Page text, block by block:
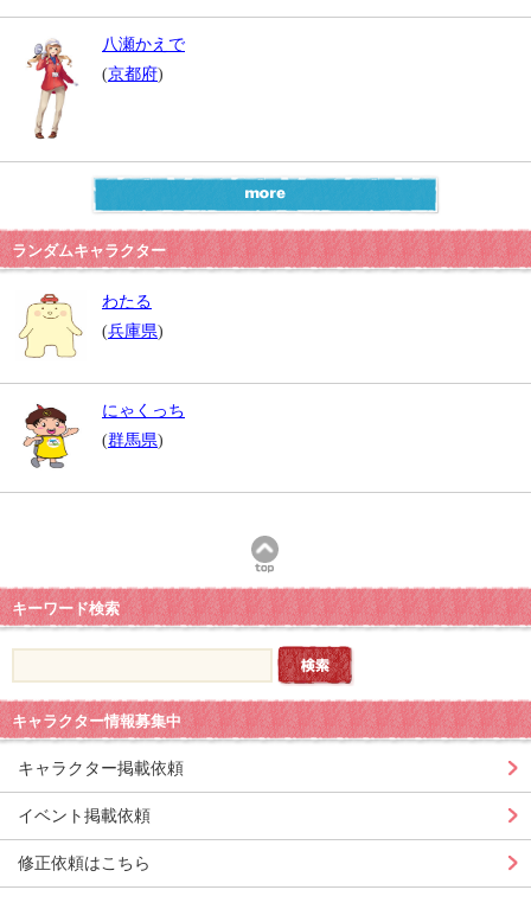
八瀬かえで
(京都府)
ランダムキャラクター
わたる
(兵庫県)
にゃくっち
(群馬県)
キーワード検索
キャラクター情報募集中
キャラクター掲載依頼
イベント掲載依頼
修正依頼はこちら